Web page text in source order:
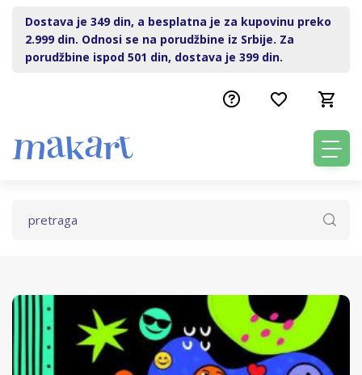
Dostava je 349 din, a besplatna je za kupovinu preko
2.999 din. Odnosi se na porudžbine iz Srbije. Za
porudžbine ispod 501 din, dostava je 399 din.